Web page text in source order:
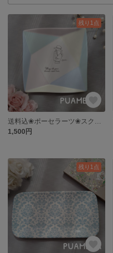
残り1点
1,500円
残り1点